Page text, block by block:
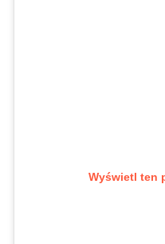
Wyświetl ten